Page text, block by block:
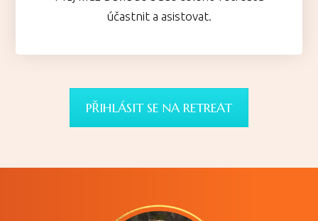
účastnit a asistovat.
PŘIHLÁSIT SE NA RETREAT